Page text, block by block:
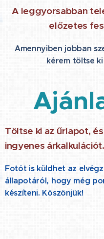
A leggyorsabban
előzetes
Amennyiben jobban
kérem töltse
Töltse ki az űrlapot,
ingyenes árkalkulációt.
Fotót is küldhet az
állapotáról, hogy még
készíteni. Köszönjük!